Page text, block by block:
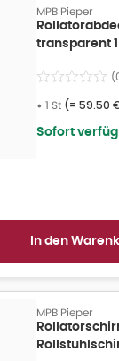
MPB Pieper
transparent 1
(
• 1 St (= 59.50
Sofort
In den
MPB Pieper